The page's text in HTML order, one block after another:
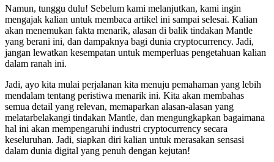
Namun, tunggu dulu! Sebelum kami melanjutkan, kami ingin
mengajak kalian untuk membaca artikel ini sampai selesai. Kalian
akan menemukan fakta menarik, alasan di balik tindakan Mantle
yang berani ini, dan dampaknya bagi dunia cryptocurrency. Jadi,
jangan lewatkan kesempatan untuk memperluas pengetahuan kalian
dalam ranah ini.
Jadi, ayo kita mulai perjalanan kita menuju pemahaman yang lebih
mendalam tentang peristiwa menarik ini. Kita akan membahas
semua detail yang relevan, memaparkan alasan-alasan yang
melatarbelakangi tindakan Mantle, dan mengungkapkan bagaimana
hal ini akan mempengaruhi industri cryptocurrency secara
keseluruhan. Jadi, siapkan diri kalian untuk merasakan sensasi
dalam dunia digital yang penuh dengan kejutan!